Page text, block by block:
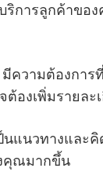
ริการลูกค้าข
ความต้องกา
งเพิ่มรายละเ
นแนวทางและ
คุณมากขึ้น